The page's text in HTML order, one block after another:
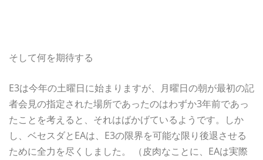
そして何を期待する
E3は今年の土曜日に始まりますが、月曜日の朝が最初の記
者会見の指定された場所であったのはわずか3年前であっ
たことを考えると、それはばかげているようです。しか
し、ベセスダとEAは、E3の限界を可能な限り後退させる
ために全力を尽くしました。 （皮肉なことに、EAは実際